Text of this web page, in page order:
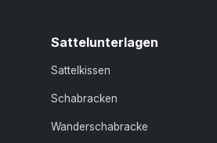
Sattelunterlagen
Sattelkissen
Schabracken
Wanderschabracke